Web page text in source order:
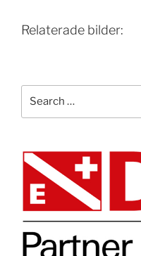
Relaterade bilder: